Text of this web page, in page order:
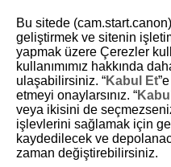
5 Combining
This chapter covers
effectively use them in different
5-1-1 Capturing a Single
(Method A)
Bu sitede
geliştirmek ve sitenin
yapmak üzere Çerezler
kullanımımız hakkında
ulaşabilirsiniz. “Kabul Et
etmeyi onaylarsınız. “
veya ikisini de
işlevlerini sağlamak için
kaydedilecek ve
zaman değiştirebilirsiniz.